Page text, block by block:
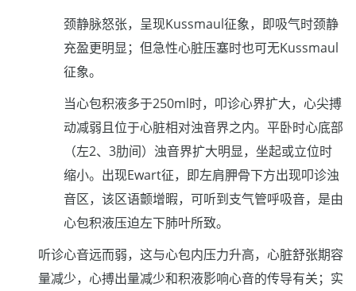
颈静脉怒张，呈现Kussmaul征象，即吸气时颈静
充盈更明显；但急性心脏压塞时也可无Kussmaul
征象。
当心包积液多于250ml时，叩诊心界扩大，心尖搏
动减弱且位于心脏相对浊音界之内。平卧时心底部
（左2、3肋间）浊音界扩大明显，坐起或立位时
缩小。出现Ewart征，即左肩胛骨下方出现叩诊浊
音区，该区语颤增暇，可听到支气管呼吸音，是由
心包积液压迫左下肺叶所致。
听诊心音远而弱，这与心包内压力升高，心脏舒张期容
量减少，心搏出量减少和积液影响心音的传导有关；实